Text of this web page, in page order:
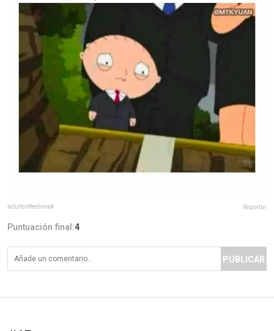
adultcoffeebreak Reportar
Puntuación final:4
PUBLICAR